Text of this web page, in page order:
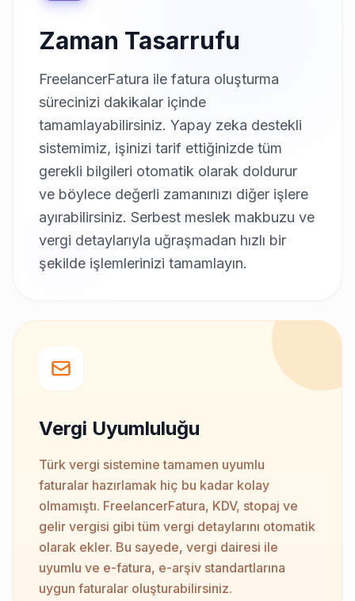
Zaman Tasarrufu
FreelancerFatura ile fatura oluşturma
sürecinizi dakikalar içinde
tamamlayabilirsiniz. Yapay zeka destekli
sistemimiz, işinizi tarif ettiğinizde tüm
gerekli bilgileri otomatik olarak doldurur
ve böylece değerli zamanınızı diğer işlere
ayırabilirsiniz. Serbest meslek makbuzu ve
vergi detaylarıyla uğraşmadan hızlı bir
şekilde işlemlerinizi tamamlayın.
Vergi Uyumluluğu
Türk vergi sistemine tamamen uyumlu
faturalar hazırlamak hiç bu kadar kolay
olmamıştı. FreelancerFatura, KDV, stopaj ve
gelir vergisi gibi tüm vergi detaylarını otomatik
olarak ekler. Bu sayede, vergi dairesi ile
uyumlu ve e-fatura, e-arşiv standartlarına
uygun faturalar oluşturabilirsiniz.